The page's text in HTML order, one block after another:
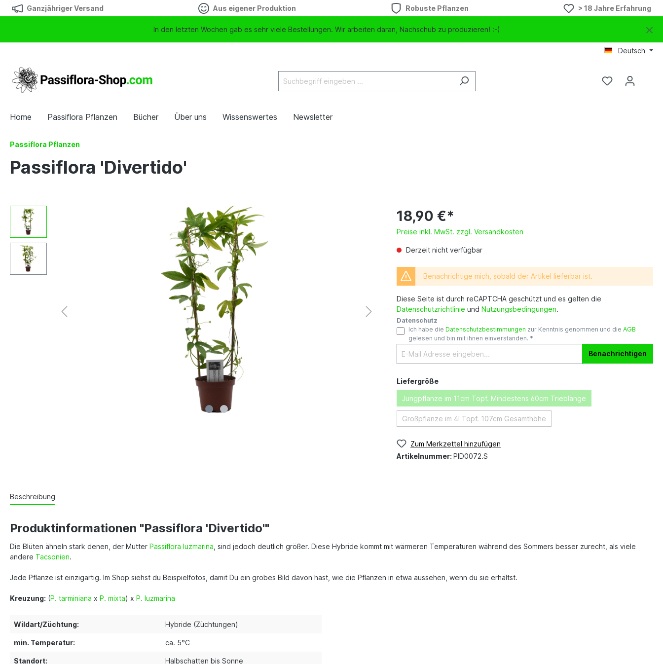
Ganzjähriger Versand Aus eigener Produktion Robuste Pflanzen > 18 Jahre Erfahrung
In den letzten Wochen gab es sehr viele Bestellungen. Wir arbeiten daran, Nachschub zu produzieren! :-)
Deutsch
Home Passiflora Pflanzen Bücher Über uns Wissenswertes Newsletter
Passiflora Pflanzen
Passiflora 'Divertido'
18,90 €*
Preise inkl. MwSt. zzgl. Versandkosten
Derzeit nicht verfügbar
Benachrichtige mich, sobald der Artikel lieferbar ist.
Diese Seite ist durch reCAPTCHA geschützt und es gelten die
Datenschutzrichtlinie und Nutzungsbedingungen.
Datenschutz
Ich habe die Datenschutzbestimmungen zur Kenntnis genommen und die AGB
gelesen und bin mit ihnen einverstanden. *
Benachrichtigen
Liefergröße
Jungpflanze im 11cm Topf. Mindestens 60cm Trieblänge
Großpflanze im 4l Topf. 107cm Gesamthöhe
Zum Merkzettel hinzufügen
Artikelnummer: PID0072.S
Beschreibung
Produktinformationen "Passiflora 'Divertido'"
Die Blüten ähneln stark denen, der Mutter Passiflora luzmarina , sind jedoch deutlich größer. Diese Hybride kommt mit wärmeren Temperaturen während des Sommers besser zurecht, als viele
andere Tacsonien.
Jede Pflanze ist einzigartig. Im Shop siehst du Beispielfotos, damit Du ein grobes Bild davon hast, wie die Pflanzen in etwa aussehen, wenn du sie erhältst.
Kreuzung: (P. tarminiana x P. mixta) x P. luzmarina
Wildart/Züchtung: Hybride (Züchtungen)
min. Temperatur: ca. 5°C
Standort: Halbschatten bis Sonne